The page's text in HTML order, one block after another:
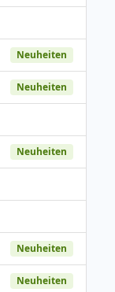
Neuheiten
Neuheiten
Neuheiten
Neuheiten
Neuheiten